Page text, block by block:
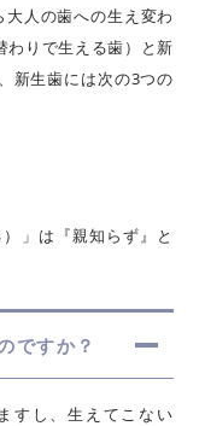
人の歯への生え変わ
わりで生える歯）と新
新生歯には次の3つの
」は『親知らず』と
ですか？
すし、生えてこない